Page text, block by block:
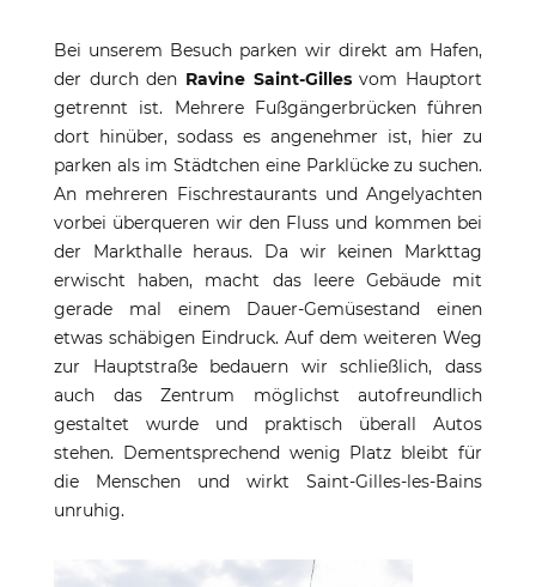
Bei unserem Besuch parken wir direkt am Hafen,
der durch den Ravine Saint-Gillesvom Hauptort
getrennt ist. Mehrere Fußgängerbrücken führen
dort hinüber, sodass es angenehmer ist, hier zu
parken als im Städtchen eine Parklücke zu suchen.
An mehreren Fischrestaurants und Angelyachten
vorbei überqueren wir den Fluss und kommen bei
der Markthalle heraus. Da wir keinen Markttag
erwischt haben, macht das leere Gebäude mit
gerade mal einem Dauer-Gemüsestand einen
etwas schäbigen Eindruck. Auf dem weiteren Weg
zur Hauptstraße bedauern wir schließlich, dass
auch das Zentrum möglichst autofreundlich
gestaltet wurde und praktisch überall Autos
stehen. Dementsprechend wenig Platz bleibt für
die Menschen und wirkt Saint-Gilles-les-Bains
unruhig.